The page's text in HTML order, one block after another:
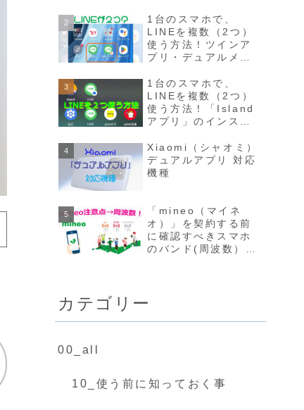
人」が出てきた場合
の対処法
1台のスマホで、
LINEを複数（2つ）
使う方法！ツインア
プリ・デュアルメッ
クローン、デュアル
アプリ等
1台のスマホで、
LINEを複数（2つ）
使う方法！「Island
アプリ」のインスト
解で分かりやすく説
明✧♡
Xiaomi（シャオミ）
デュアルアプリ 対応
機種
「mineo（マイネ
オ）」を契約する前
に確認すべきスマホ
のバンド(周波数）
カテゴリー
00_all
10_使う前に知っておく事